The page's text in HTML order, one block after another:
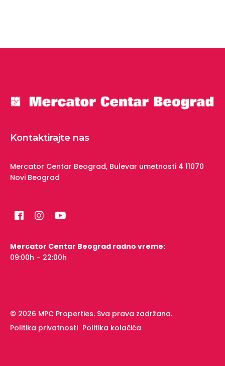
Kontaktirajte nas
Mercator Centar Beograd, Bulevar umetnosti 4 11070
Novi Beograd
Mercator Centar Beograd radno vreme:
09:00h – 22:00h
© 2026 MPC Properties. Sva prava zadržana.
Politika privatnosti Politika kolačića